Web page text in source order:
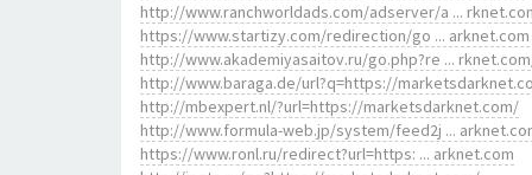
http://www.ranchworldads.com/adserver/a ...
https://www.startizy.com/redirection/go ... arknet.com
http://www.akademiyasaitov.ru/go.php?re ...
http://www.baraga.de/url?q=https://
http://mbexpert.nl/?url=https://marketsdarknet.com/
http://www.formula-web.jp/system/feed2j ...
https://www.ronl.ru/redirect?url=https: ... arknet.com